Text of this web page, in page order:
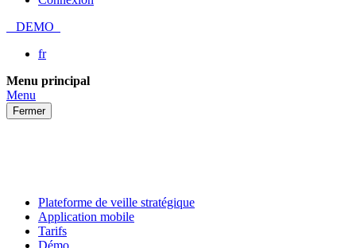
DEMO
fr
Passer
au
contenu
Menu principal
Menu
Fermer
Plateforme de veille stratégique
Application mobile
Tarifs
Démo